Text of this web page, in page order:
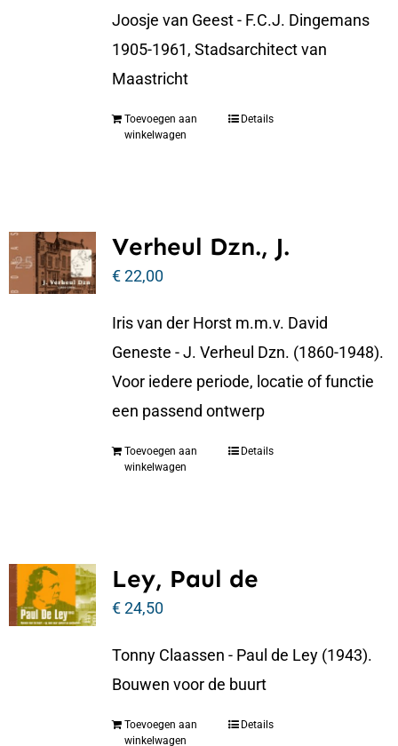
Joosje van Geest - F.C.J. Dingemans
1905-1961, Stadsarchitect van
Maastricht
Toevoegen aan
winkelwagen
Details
Verheul Dzn., J.
€22,00
Iris van der Horst m.m.v. David
Geneste - J. Verheul Dzn. (1860-1948).
Voor iedere periode, locatie of functie
een passend ontwerp
Toevoegen aan
winkelwagen
Details
Ley, Paul de
€24,50
Tonny Claassen - Paul de Ley (1943).
Bouwen voor de buurt
Toevoegen aan
winkelwagen
Details